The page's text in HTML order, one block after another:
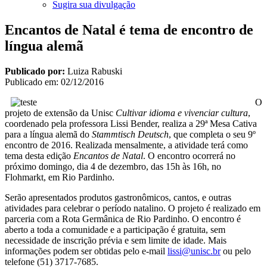
Sugira sua divulgação
Encantos de Natal é tema de encontro de
língua alemã
Publicado por: Luiza Rabuski
Publicado em: 02/12/2016
O
projeto de extensão da Unisc Cultivar idioma e vivenciar cultura,
coordenado pela professora Lissi Bender, realiza a 29ª Mesa Cativa
para a língua alemã do Stammtisch Deutsch, que completa o seu 9º
encontro de 2016. Realizada mensalmente, a atividade terá como
tema desta edição Encantos de Natal. O encontro ocorrerá no
próximo domingo, dia 4 de dezembro, das 15h às 16h, no
Flohmarkt, em Rio Pardinho.
Serão apresentados produtos gastronômicos, cantos, e outras
atividades para celebrar o período natalino. O projeto é realizado em
parceria com a Rota Germânica de Rio Pardinho. O encontro é
aberto a toda a comunidade e a participação é gratuita, sem
necessidade de inscrição prévia e sem limite de idade. Mais
informações podem ser obtidas pelo e-mail lissi@unisc.brou pelo
telefone (51) 3717-7685.